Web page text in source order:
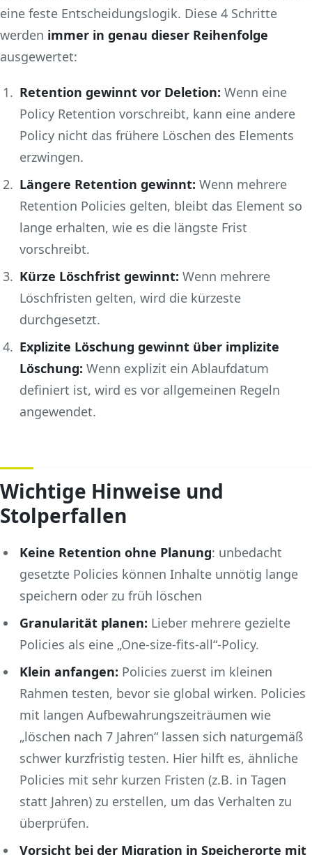
eine feste Entscheidungslogik. Diese 4 Schritte
werden immer in genau dieser Reihenfolge
ausgewertet:
Retention gewinnt vor Deletion: Wenn eine
Policy Retention vorschreibt, kann eine andere
Policy nicht das frühere Löschen des Elements
erzwingen.
Längere Retention gewinnt: Wenn mehrere
Retention Policies gelten, bleibt das Element so
lange erhalten, wie es die längste Frist
vorschreibt.
Kürze Löschfrist gewinnt: Wenn mehrere
Löschfristen gelten, wird die kürzeste
durchgesetzt.
Explizite Löschung gewinnt über implizite
Löschung: Wenn explizit ein Ablaufdatum
definiert ist, wird es vor allgemeinen Regeln
angewendet.
Wichtige Hinweise und
Stolperfallen
Keine Retention ohne Planung: unbedacht
gesetzte Policies können Inhalte unnötig lange
speichern oder zu früh löschen
Granularität planen: Lieber mehrere gezielte
Policies als eine „One-size-fits-all“-Policy.
Klein anfangen: Policies zuerst im kleinen
Rahmen testen, bevor sie global wirken. Policies
mit langen Aufbewahrungszeiträumen wie
„löschen nach 7 Jahren“ lassen sich naturgemäß
schwer kurzfristig testen. Hier hilft es, ähnliche
Policies mit sehr kurzen Fristen (z.B. in Tagen
statt Jahren) zu erstellen, um das Verhalten zu
überprüfen.
Vorsicht bei der Migration in Speicherorte mit